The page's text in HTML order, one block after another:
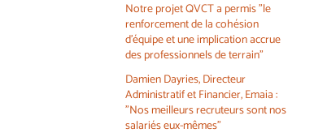
Notre projet QVCT a permis "le
renforcement de la cohésion
d'équipe et une implication accrue
des professionnels de terrain"
Damien Dayries, Directeur
Administratif et Financier, Emaïa :
"Nos meilleurs recruteurs sont nos
salariés eux-mêmes"